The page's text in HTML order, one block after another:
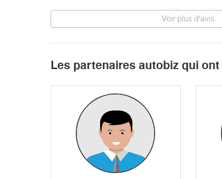
Voir plus d'avis
Les partenaires autobiz qui